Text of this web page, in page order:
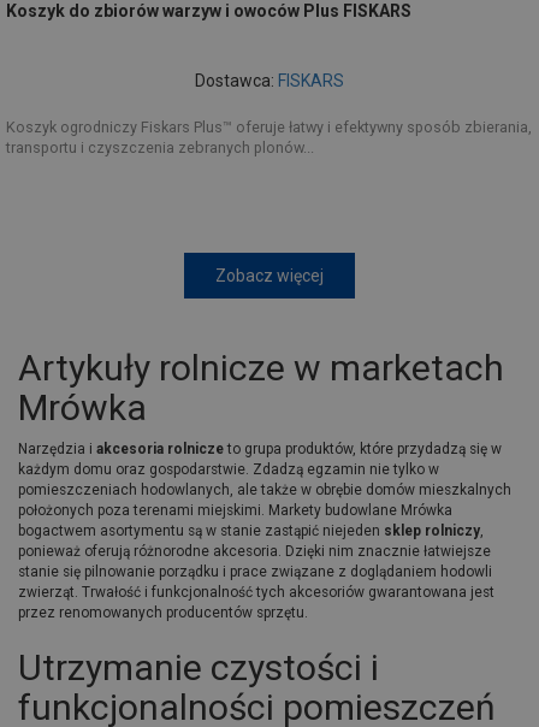
Koszyk do zbiorów warzyw i owoców Plus FISKARS
Dostawca: FISKARS
Koszyk ogrodniczy Fiskars Plus™ oferuje łatwy i efektywny sposób zbierania,
transportu i czyszczenia zebranych plonów...
Zobacz więcej
Artykuły rolnicze w marketach
Mrówka
Narzędzia i akcesoria rolniczeto grupa produktów, które przydadzą się w
każdym domu oraz gospodarstwie. Zdadzą egzamin nie tylko w
pomieszczeniach hodowlanych, ale także w obrębie domów mieszkalnych
położonych poza terenami miejskimi. Markety budowlane Mrówka
bogactwem asortymentu są w stanie zastąpić niejeden sklep rolniczy,
ponieważ oferują różnorodne akcesoria. Dzięki nim znacznie łatwiejsze
stanie się pilnowanie porządku i prace związane z doglądaniem hodowli
zwierząt. Trwałość i funkcjonalność tych akcesoriów gwarantowana jest
przez renomowanych producentów sprzętu.
Utrzymanie czystości i
funkcjonalności pomieszczeń